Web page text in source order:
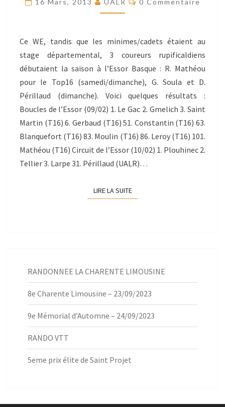
09-
16 Mars, 2013 UALR 0 Commentaire
Ce WE, tandis que les minimes/cadets étaient au
stage départemental, 3 coureurs rupificaldiens
débutaient la saison à l’Essor Basque : R. Mathéou
pour le Top16 (samedi/dimanche), G. Soula et D.
Périllaud (dimanche). Voici quelques résultats :
Boucles de l’Essor (09/02) 1. Le Gac 2. Gmelich 3. Saint
Martin (T16) 6. Gerbaud (T16) 51. Constantin (T16) 63.
Blanquefort (T16) 83. Moulin (T16) 86. Leroy (T16) 101.
Mathéou (T16) Circuit de l’Essor (10/02) 1. Plouhinec 2.
Tellier 3. Larpe 31. Périllaud (UALR)…
LIRE LA SUITELIRE LA SUITE
RANDONNEE LA CHARENTE LIMOUSINE
8e Charente Limousine – 23/09/2023
9e Mémorial d’Automne – 24/09/2023
RANDO VTT
5eme prix élite de Saint Projet